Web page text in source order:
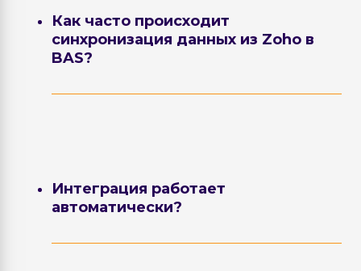
Как часто происходит
синхронизация данных из Zoho в
BAS?
Интеграция работает
автоматически?